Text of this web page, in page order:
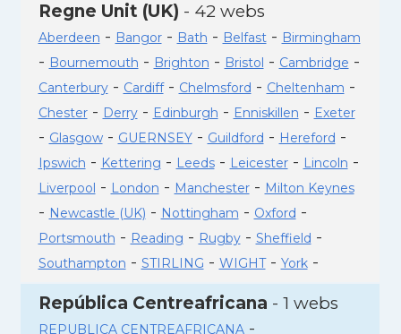
Regne Unit (UK) - 42 webs
Aberdeen - Bangor- Bath - Belfast- Birmingham
- Bournemouth - Brighton - Bristol - Cambridge -
Canterbury- Cardiff- Chelmsford - Cheltenham -
Chester- Derry- Edinburgh - Enniskillen - Exeter
- Glasgow- GUERNSEY- Guildford - Hereford -
Ipswich - Kettering - Leeds- Leicester- Lincoln -
Liverpool - London - Manchester- Milton Keynes
- Newcastle (UK) - Nottingham - Oxford -
Portsmouth - Reading - Rugby- Sheffield -
Southampton - STIRLING - WIGHT- York-
República Centreafricana - 1 webs
REPUBLICA CENTREAFRICANA-